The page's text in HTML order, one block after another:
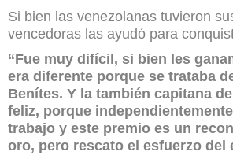
Si bien las venezolanas tuvieron
vencedoras las ayudó para
“Fue muy difícil, si bien les
era diferente porque se trataba
Benítes. Y la también capitana
feliz, porque
trabajo y este premio es un
oro, pero rescato el esfuerzo del